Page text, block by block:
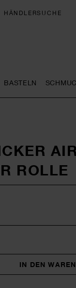
HÄNDLERSUCHE
BASTELN
ROLLE
IN DEN